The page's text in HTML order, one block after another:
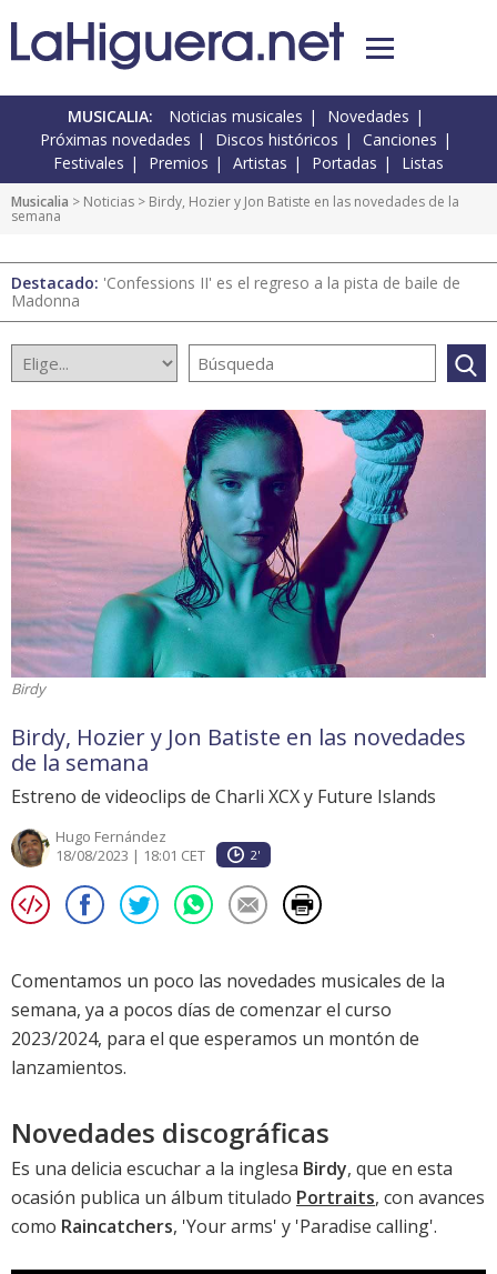
MUSICALIA: Noticias musicales
Novedades
Próximas novedades
Discos históricos
Canciones
Festivales
Premios Artistas Portadas Listas
Musicalia > Noticias > Birdy, Hozier y Jon Batiste en las novedades de la
semana
Destacado: 'Confessions II' es el regreso a la pista de baile de
Madonna
Birdy
Birdy, Hozier y Jon Batiste en las novedades
de la semana
Estreno de videoclips de Charli XCX y Future Islands
Hugo Fernández
18/08/2023 | 18:01 CET
2'
Comentamos un poco las novedades musicales de la
semana, ya a pocos días de comenzar el curso
2023/2024, para el que esperamos un montón de
lanzamientos.
Novedades discográficas
Es una delicia escuchar a la inglesa Birdy, que en esta
ocasión publica un álbum titulado Portraits, con avances
como Raincatchers, 'Your arms' y 'Paradise calling'.